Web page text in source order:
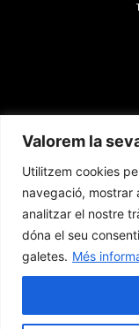
Valorem la
Utilitzem cookies
navegació, mostrar
analitzar el nostre
dóna el seu
galetes. Més
L’Observatori de
recerca sobre
solar total de la
5 agost 2026
L’Ametlla de Mar i
aniversari del seu